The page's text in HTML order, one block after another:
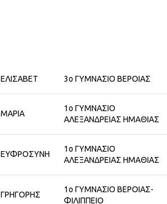
ΕΛΙΣΑΒΕΤ 3ο ΓΥΜΝΑΣΙΟ ΒΕΡΟΙΑΣ
ΜΑΡΙΑ
1ο ΓΥΜΝΑΣΙΟ
ΑΛΕΞΑΝΔΡΕΙΑΣ ΗΜΑΘΙΑΣ
ΕΥΦΡΟΣΥΝΗ
1ο ΓΥΜΝΑΣΙΟ
ΑΛΕΞΑΝΔΡΕΙΑΣ ΗΜΑΘΙΑΣ
ΓΡΗΓΟΡΗΣ
1ο ΓΥΜΝΑΣΙΟ ΒΕΡΟΙΑΣ-
ΦΙΛΙΠΠΕΙΟ